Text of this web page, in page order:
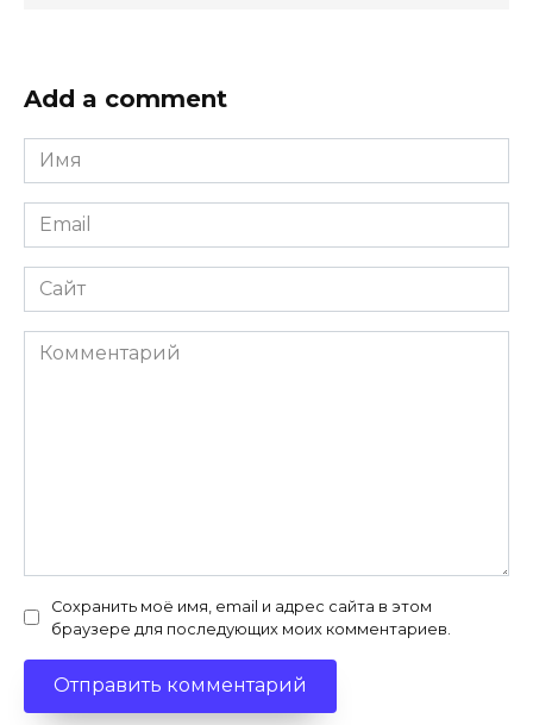
Add a comment
Имя
*
Email
*
Сайт
Комментарий
Сохранить моё имя, email и адрес сайта в этом
браузере для последующих моих комментариев.